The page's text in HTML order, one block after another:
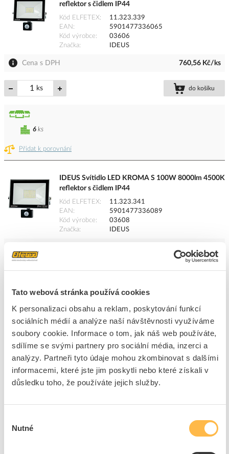
Tato webová stránka používá cookies
K personalizaci obsahu a reklam, poskytování funkcí
sociálních médií a analýze naší návštěvnosti využíváme
soubory cookie. Informace o tom, jak náš web používáte,
sdílíme se svými partnery pro sociální média, inzerci a
analýzy. Partneři tyto údaje mohou zkombinovat s dalšími
informacemi, které jste jim poskytli nebo které získali v
důsledku toho, že používáte jejich služby.
souhlasu
Nutné
reflektor s čidlem IP44
Kód ELFETEX
11.323.339
EAN
5901477336065
Kód výrobce
03606
Značka
IDEUS
Cena s DPH 760,56 Kč/ks
ks do košíku
Přidat k porovnání
6 ks
IDEUS Svítidlo LED KROMA S 100W 8000lm 4500K
reflektor s čidlem IP44
Kód ELFETEX
11.323.341
EAN
5901477336089
Kód výrobce
03608
Značka
IDEUS
ks do košíku
Přidat k porovnání
IDEUS Svítidlo LED KROMA S 20W 1600lm 4500K
reflektor s čidlem IP44
Kód ELFETEX
11.323.338
Kód výrobce
03605
Cena s DPH 639,80 Kč/ks